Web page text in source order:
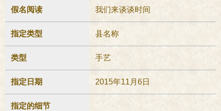
假名阅读 我们来谈谈时间
指定类型 县名称
类型 手艺
指定日期 2015年11月6日
指定的细节